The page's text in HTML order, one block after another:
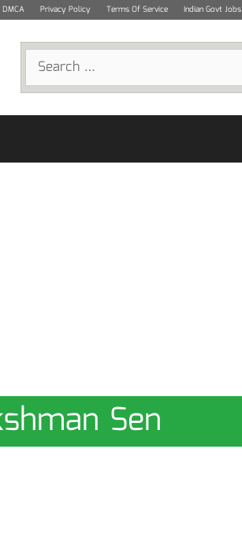
DMCA Privacy Policy Terms Of Service Indian Govt Jobs
Search
for:
Sen